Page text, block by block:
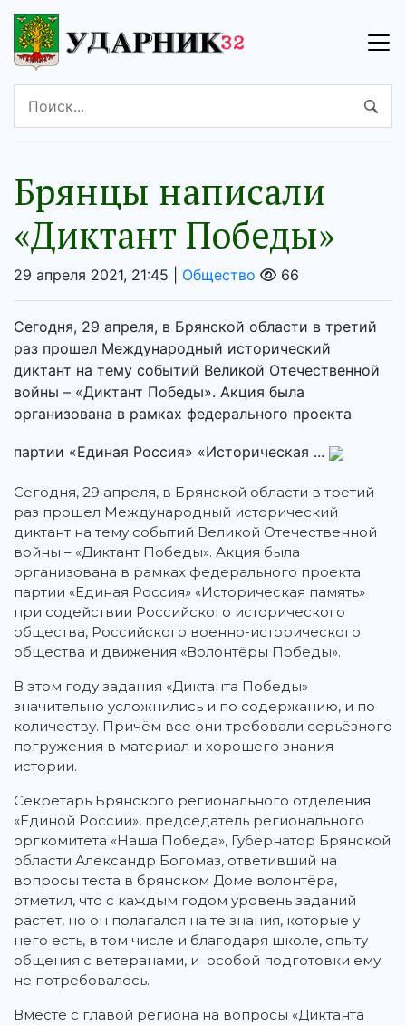
Брянцы написали
«Диктант Победы»
29 апреля 2021, 21:45 | Общество 66
Сегодня, 29 апреля, в Брянской области в третий
раз прошел Международный исторический
диктант на тему событий Великой Отечественной
войны – «Диктант Победы». Акция была
организована в рамках федерального проекта
партии «Единая Россия» «Историческая ...
Сегодня, 29 апреля, в Брянской области в третий
раз прошел Международный исторический
диктант на тему событий Великой Отечественной
войны – «Диктант Победы». Акция была
организована в рамках федерального проекта
партии «Единая Россия» «Историческая память»
при содействии Российского исторического
общества, Российского военно-исторического
общества и движения «Волонтёры Победы».
В этом году задания «Диктанта Победы»
значительно усложнились и по содержанию, и по
количеству. Причём все они требовали серьёзного
погружения в материал и хорошего знания
истории.
Секретарь Брянского регионального отделения
«Единой России», председатель регионального
оргкомитета «Наша Победа», Губернатор Брянской
области Александр Богомаз, ответивший на
вопросы теста в брянском Доме волонтёра,
отметил, что с каждым годом уровень заданий
растет, но он полагался на те знания, которые у
него есть, в том числе и благодаря школе, опыту
общения с ветеранами, и особой подготовки ему
не потребовалось.
Вместе с главой региона на вопросы «Диктанта